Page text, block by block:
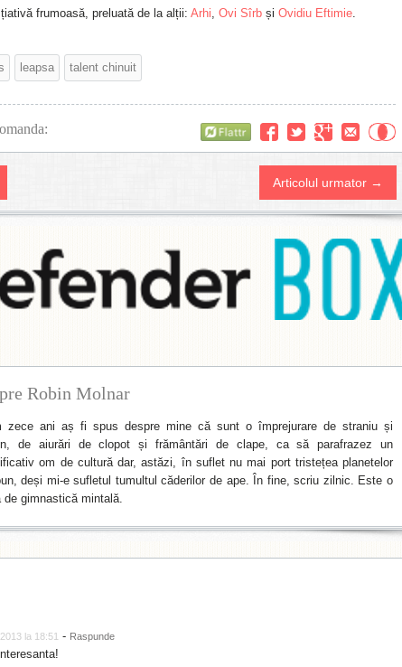
frumoasă, preluată de la alții: Arhi, Ovi Sîrb și Ovidiu Eftimie.
leapsa talent chinuit
Articolul urmator →
Robin Molnar
zece ani aș fi spus despre mine că sunt o împrejurare de straniu și
de aiurări de clopot și frământări de clape, ca să parafrazez un
om de cultură dar, astăzi, în suflet nu mai port tristețea planetelor
deși mi-e sufletul tumultul căderilor de ape. În fine, scriu zilnic. Este o
de gimnastică mintală.
la 18:51 - Raspunde